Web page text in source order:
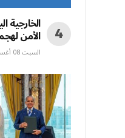
الخارجية
الأمن
السبت 08 أغسطس 6:48 ص